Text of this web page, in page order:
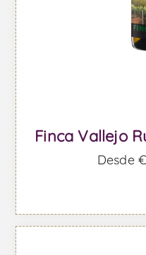
Finca Vallejo
Desde